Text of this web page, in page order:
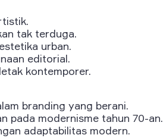
tak terduga.
urban.
editorial.
kontemporer.
branding yang berani.
pada modernisme tahun 70-an.
adaptabilitas modern.